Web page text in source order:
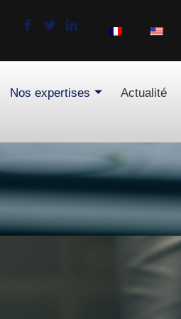
Nos expertises Actualité